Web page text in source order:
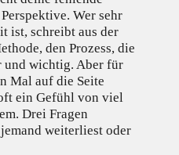
Wer sehr
ist, schreibt aus der
den Prozess, die
und wichtig. Aber für
Mal auf die Seite
ein Gefühl von viel
Drei Fragen
weiterliest oder